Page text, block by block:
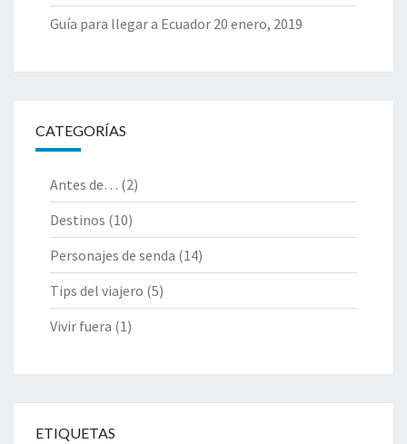
Guía para llegar a Ecuador 20 enero, 2019
CATEGORÍAS
Antes de… (2)
Destinos (10)
Personajes de senda (14)
Tips del viajero (5)
Vivir fuera (1)
ETIQUETAS